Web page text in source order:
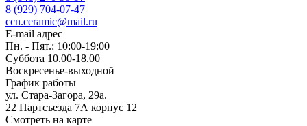
8 (929) 704-07-47
ccn.ceramic@mail.ru
E-mail адрес
Пн. - Пят.: 10:00-19:00
Суббота 10.00-18.00
Воскресенье-выходной
График работы
ул. Стара-Загора, 29а.
22 Партсъезда 7А корпус 12
Смотреть на карте